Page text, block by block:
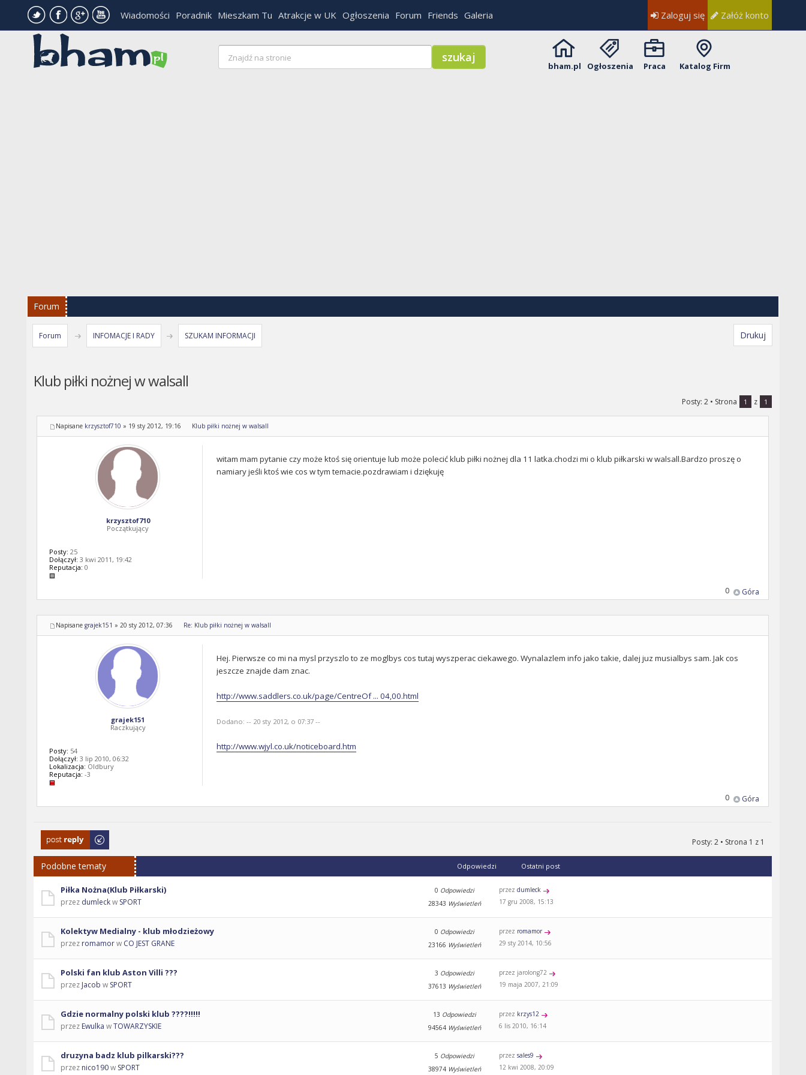
Wiadomości Poradnik Mieszkam Tu Atrakcje w UK Ogłoszenia Forum Friends Galeria Zaloguj się Załóż konto
bham.pl Ogłoszenia Praca Katalog Firm
Forum
Forum INFOMACJE I RADY SZUKAM INFORMACJI Drukuj
Klub piłki nożnej w walsall
Posty: 2 • Strona 1 z 1
Napisane krzysztof710 » 19 sty 2012, 19:16 Klub piłki nożnej w walsall
witam mam pytanie czy może ktoś się orientuje lub może polecić klub piłki nożnej dla 11 latka.chodzi mi o klub piłkarski w walsall.Bardzo proszę o
namiary jeśli ktoś wie cos w tym temacie.pozdrawiam i dziękuję
krzysztof710
Początkujący
Posty: 25
Dołączył: 3 kwi 2011, 19:42
Reputacja: 0
Góra
0
Napisane grajek151 » 20 sty 2012, 07:36 Re: Klub piłki nożnej w walsall
Hej. Pierwsze co mi na mysl przyszlo to ze moglbys cos tutaj wyszperac ciekawego. Wynalazlem info jako takie, dalej juz musialbys sam. Jak cos
jeszcze znajde dam znac.
http://www.saddlers.co.uk/page/CentreOf ... 04,00.html
Dodano: -- 20 sty 2012, o 07:37 --
http://www.wjyl.co.uk/noticeboard.htm
grajek151
Raczkujący
Posty: 54
Dołączył: 3 lip 2010, 06:32
Lokalizacja: Oldbury
Reputacja: -3
Góra
0
Odpowiedz
Posty: 2 • Strona 1 z 1
Podobne tematy Odpowiedzi Ostatni post
Piłka Nożna(Klub Piłkarski)
przez dumleckw SPORT
0 Odpowiedzi
28343 Wyświetleń
przezdumleck
17 gru 2008, 15:13
Kolektyw Medialny - klub młodzieżowy
przez romamorw CO JEST GRANE
0 Odpowiedzi
23166 Wyświetleń
przez romamor
29 sty 2014, 10:56
Polski fan klub Aston Villi ???
przez Jacob w SPORT
3 Odpowiedzi
37613 Wyświetleń
przez jarolong72
19 maja 2007, 21:09
Gdzie normalny polski klub ????!!!!!
przez Ewulka wTOWARZYSKIE
13 Odpowiedzi
94564 Wyświetleń
przez krzys12
6 lis 2010, 16:14
druzyna badz klub pilkarski???
przez nico190w SPORT
5 Odpowiedzi
38974 Wyświetleń
przezsales9
12 kwi 2008, 20:09